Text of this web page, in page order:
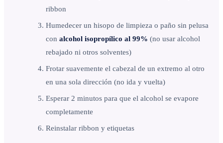
ribbon
Humedecer un hisopo de limpieza o paño sin pelusa
con alcohol isopropílico al 99% (no usar alcohol
rebajado ni otros solventes)
Frotar suavemente el cabezal de un extremo al otro
en una sola dirección (no ida y vuelta)
Esperar 2 minutos para que el alcohol se evapore
completamente
Reinstalar ribbon y etiquetas